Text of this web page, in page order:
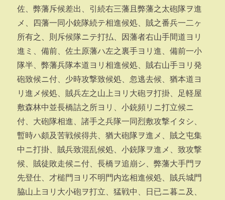
佐、弊藩斥候差出、引続右三藩且弊藩之太砲隊ヲ進
メ、四藩一同小銃隊続テ相進候処、賊之番兵一二ヶ
所有之、則斥候隊ニテ打払、因藩者右山手間道ヨリ
進ミ、備前、佐土原藩ハ左之裏手ヨリ進、備前一小
隊半、弊藩兵隊本道ヨリ相進候処、賊右山手ヨリ発
砲致候ニ付、少時攻撃致候処、忽逃去候、猶本道ヨ
リ進メ候処、賊兵左之山上ヨリ大砲ヲ打掛、足軽屋
敷森林中並長橋詰之所ヨリ、小銃頻リニ打立候ニ
付、大砲隊相進、諸手之兵隊一同烈敷攻撃イタシ、
暫時ハ頗及苦戦候得共、猶大砲隊ヲ進メ、賊之屯集
中ニ打掛、賊兵致混乱候処、小銃隊ヲ進メ、致攻撃
候、賊徒敗走候ニ付、長橋ヲ追崩シ、弊藩大手門ヲ
先登仕、才槌門ヨリ不明門内迄相進候処、賊兵城門
脇山上ヨリ大小砲ヲ打立、猛戦中、日已ニ暮ニ及、